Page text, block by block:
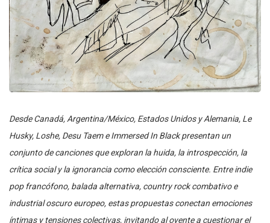
Desde Canadá, Argentina/México, Estados Unidos y Alemania, Le
Husky, Loshe, Desu Taem e Immersed In Black presentan un
conjunto de canciones que exploran la huida, la introspección, la
crítica social y la ignorancia como elección consciente. Entre indie
pop francófono, balada alternativa, country rock combativo e
industrial oscuro europeo, estas propuestas conectan emociones
íntimas y tensiones colectivas, invitando al oyente a cuestionar el